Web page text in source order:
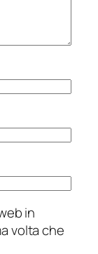
in
volta che